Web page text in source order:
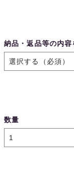
納品・返品等の内容
数量